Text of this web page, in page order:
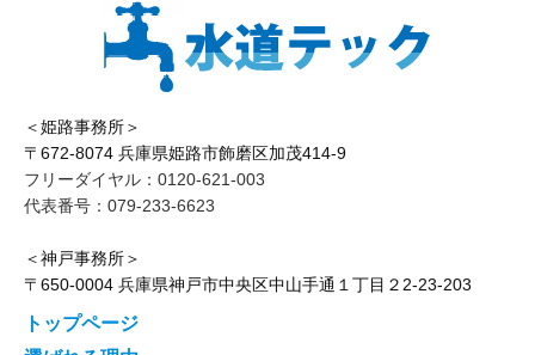
＜姫路事務所＞
〒672-8074 兵庫県姫路市飾磨区加茂414-9
フリーダイヤル：0120-621-003
代表番号：079-233-6623
＜神戸事務所＞
〒650-0004 兵庫県神戸市中央区中山手通１丁目２2-23-203
トップページ